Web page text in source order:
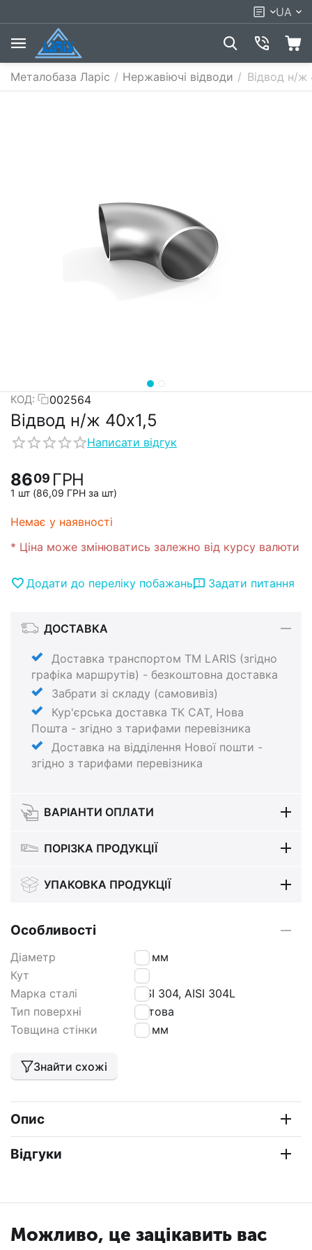
UA
Металобаза Ларіс / Нержавіючі відводи / Відвод н/ж
КОД: 002564
Відвод н/ж 40х1,5
Написати відгук
8609 ГРН
1 шт (86,09 ГРН за шт)
Немає у наявності
* Ціна може змінюватись залежно від курсу валюти
Додати до переліку побажань Задати питання
ДОСТАВКА
Доставка транспортом ТМ LARIS (згідно
графіка маршрутів) - безкоштовна доставка
Забрати зі складу (самовивіз)
Кур'єрська доставка ТК САТ, Нова
Пошта - згідно з тарифами перевізника
Доставка на відділення Нової пошти -
згідно з тарифами перевізника
ВАРІАНТИ ОПЛАТИ
ПОРІЗКА ПРОДУКЦІЇ
УПАКОВКА ПРОДУКЦІЇ
Особливості
Діаметр
40 мм
Кут
90
Марка сталі
AISI 304, AISI 304L
Тип поверхні
матова
Товщина стінки
1,5 мм
Знайти схожі
Опис
Відгуки
Можливо, це зацікавить вас